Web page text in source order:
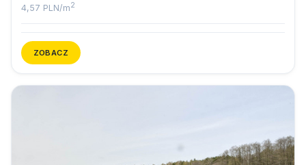
4,57 PLN/m2
ZOBACZ